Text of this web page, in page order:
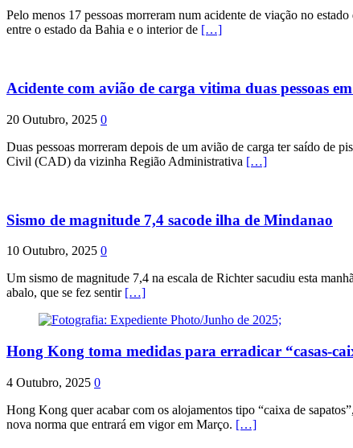
Pelo menos 17 pessoas morreram num acidente de viação no
entre o estado da Bahia e o interior de […]
Acidente com avião de carga vitima duas pessoas
20 Outubro, 2025 0
Duas pessoas morreram depois de um avião de carga ter saído de
Civil (CAD) da vizinha Região Administrativa […]
Sismo de magnitude 7,4 sacode ilha de Mindanao
10 Outubro, 2025 0
Um sismo de magnitude 7,4 na escala de Richter sacudiu esta
abalo, que se fez sentir […]
Hong Kong toma medidas para erradicar “casas-
4 Outubro, 2025 0
Hong Kong quer acabar com os alojamentos tipo “caixa de
nova norma que entrará em vigor em Março. […]